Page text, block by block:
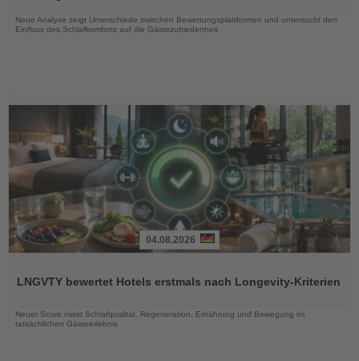
Nachrichten
Neue Analyse zeigt Unterschiede zwischen Bewertungsplattformen und untersucht den
Einfluss des Schlafkomforts auf die Gästezufriedenheit
die
04.08.2026
LNGVTY bewertet Hotels erstmals nach Longevity-Kriterien
Neuer Score misst Schlafqualität, Regeneration, Ernährung und Bewegung im
tatsächlichen Gästeerlebnis